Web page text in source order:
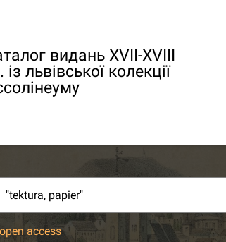
видань XVII-XVIII
із львівської колекції
open access